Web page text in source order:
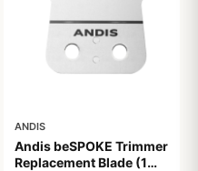
ANDIS
Andis beSPOKE Trimmer
Replacement Blade (1